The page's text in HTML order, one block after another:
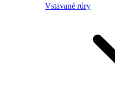
Vstavané rúry